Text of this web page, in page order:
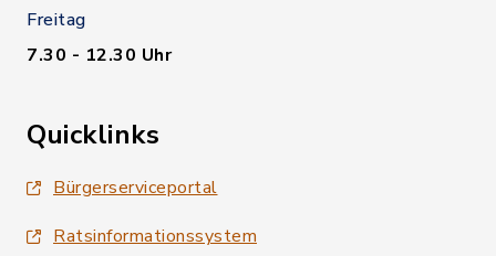
Freitag
7.30 - 12.30 Uhr
Quicklinks
Bürgerserviceportal
Ratsinformationssystem